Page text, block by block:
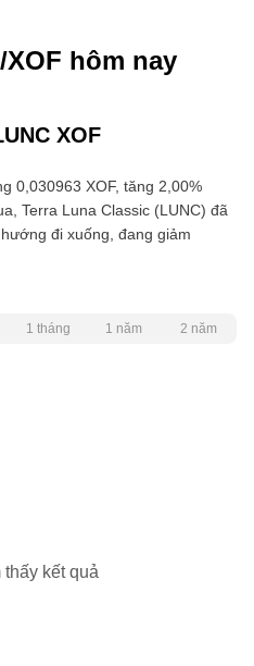
hôm nay
XOF
0,030963 XOF, tăng 2,00%
Terra Luna Classic (LUNC) đã
đi xuống, đang giảm
1 tháng 1 năm 2 năm
thấy kết quả